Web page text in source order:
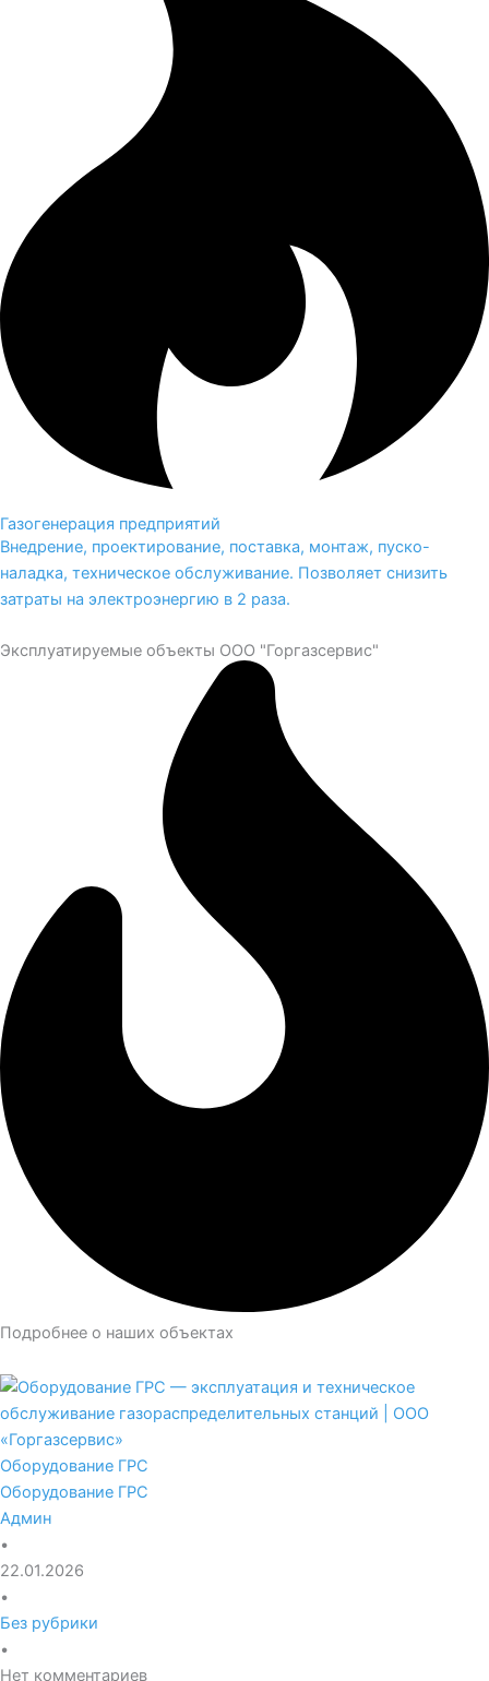
Газогенерация предприятий
Внедрение, проектирование, поставка, монтаж, пуско-
наладка, техническое обслуживание. Позволяет снизить
затраты на электроэнергию в 2 раза.
Эксплуатируемые объекты ООО "Горгазсервис"
Подробнее о наших объектах
Оборудование ГРС
Оборудование ГРС
Админ
•
22.01.2026
•
Без рубрики
•
Нет комментариев